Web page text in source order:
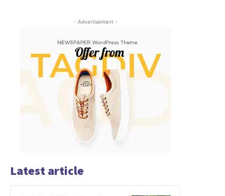
- Advertisement -
Latest article